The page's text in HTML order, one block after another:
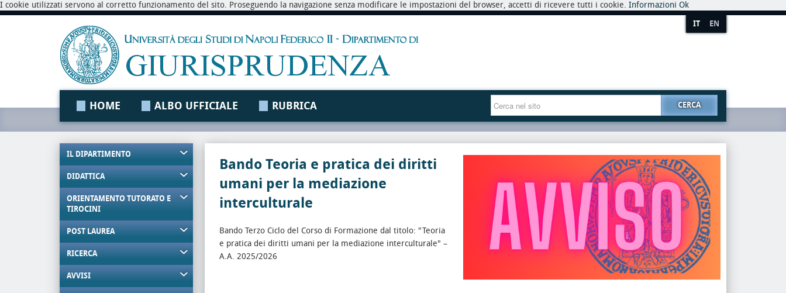
I cookie utilizzati servono al corretto funzionamento del sito. Proseguendo la navigazione senza modificare le impostazioni del browser, accetti di ricevere tutti i cookie. Informazioni Ok
IT EN
HOME ALBO UFFICIALE RUBRICA CERCA
IL DIPARTIMENTO
DIDATTICA
ORIENTAMENTO TUTORATO E
TIROCINI
POST LAUREA
RICERCA
AVVISI
Bando Teoria e pratica dei diritti
umani per la mediazione
interculturale
Bando Terzo Ciclo del Corso di Formazione dal titolo: "Teoria
e pratica dei diritti umani per la mediazione interculturale" –
A.A. 2025/2026